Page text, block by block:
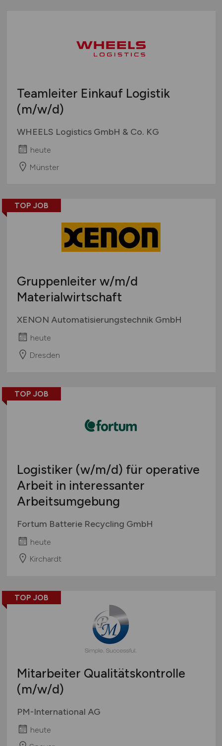
Teamleiter Einkauf Logistik
(m/w/d)
WHEELS Logistics GmbH & Co. KG
heute
Münster
TOP JOB
Gruppenleiter w/m/d
Materialwirtschaft
XENON Automatisierungstechnik GmbH
heute
Dresden
TOP JOB
Logistiker (w/m/d) für operative
Arbeit in interessanter
Arbeitsumgebung
Fortum Batterie Recycling GmbH
heute
Kirchardt
TOP JOB
Mitarbeiter Qualitätskontrolle
(m/w/d)
PM-International AG
heute